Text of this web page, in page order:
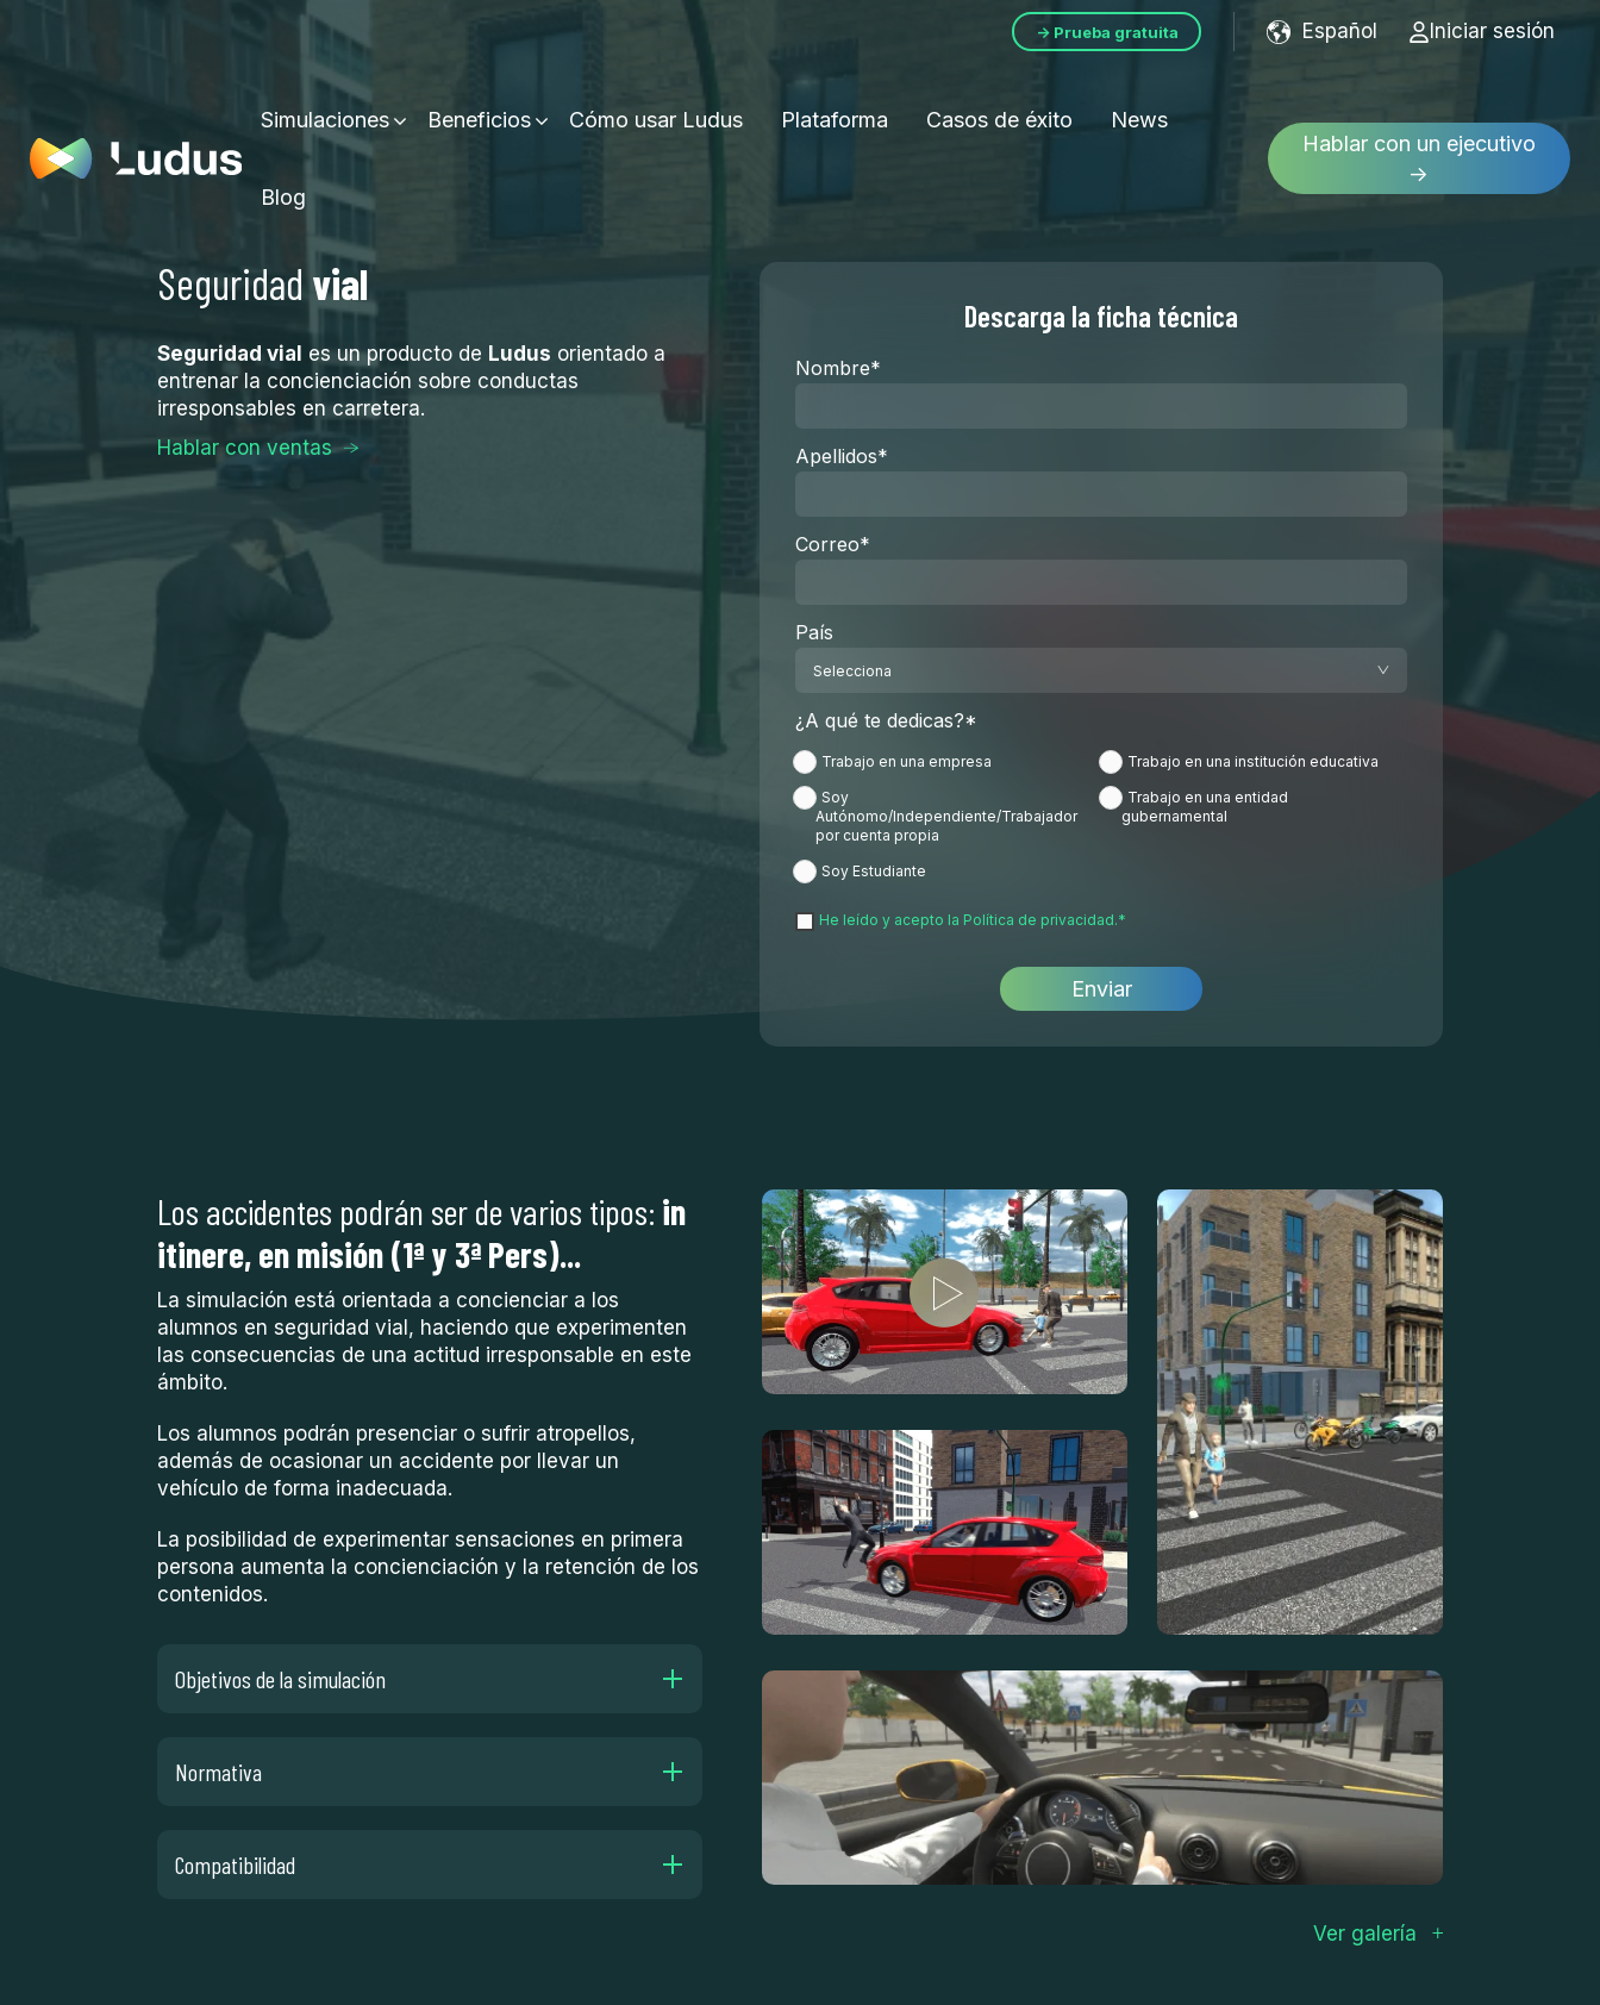
→ Prueba gratuita Español
Show submenu for
Iniciar sesión
Simulaciones Beneficios Cómo usar Ludus Plataforma Casos de éxito News
Blog
Hablar con un ejecutivo
→
Seguridad vial
Seguridad vial es un producto de Ludus orientado a
entrenar la concienciación sobre conductas
irresponsables en carretera.
Hablar con ventas
Descarga la ficha técnica
Nombre*
Apellidos*
Correo*
País
¿A qué te dedicas?*
Trabajo en una empresa
Trabajo en una institución educativa
Soy
Autónomo/Independiente/Trabajador
por cuenta propia
Trabajo en una entidad
gubernamental
Soy Estudiante
He leído y acepto la Política de privacidad.*
Los accidentes podrán ser de varios tipos: in
itinere, en misión (1ª y 3ª Pers)...
La simulación está orientada a concienciar a los
alumnos en seguridad vial, haciendo que experimenten
las consecuencias de una actitud irresponsable en este
ámbito.
Los alumnos podrán presenciar o sufrir atropellos,
además de ocasionar un accidente por llevar un
vehículo de forma inadecuada.
La posibilidad de experimentar sensaciones en primera
persona aumenta la concienciación y la retención de los
contenidos.
Objetivos de la simulación
Normativa
Compatibilidad
Ver galería